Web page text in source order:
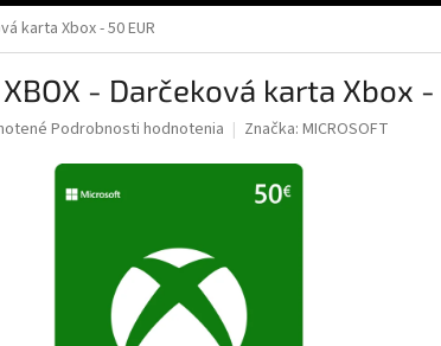
karta Xbox - 50 EUR
XBOX - Darčeková karta Xbox -
Podrobnosti hodnotenia Značka: MICROSOFT